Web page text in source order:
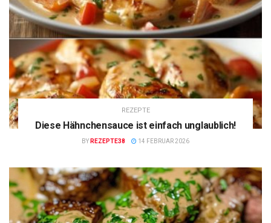
REZEPTE
Diese Hähnchensauce ist einfach unglaublich!
BY REZEPTE38 14 FEBRUAR 2026